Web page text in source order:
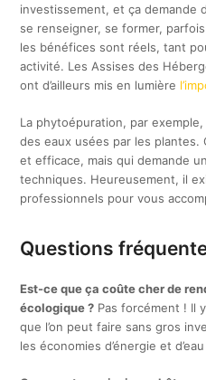
investissement, et ça demande
se renseigner, se former,
les bénéfices sont réels, tant
activité. Les Assises des
ont d’ailleurs mis en lumière
La phytoépuration, par
des eaux usées par les plantes.
et efficace, mais qui demande
techniques. Heureusement, il
professionnels pour vous
Questions
Est-ce que ça coûte cher de
écologique ? Pas forcément ! Il
que l’on peut faire sans gros
les économies d’énergie et